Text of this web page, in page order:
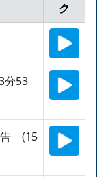
ク
分53
告 (15